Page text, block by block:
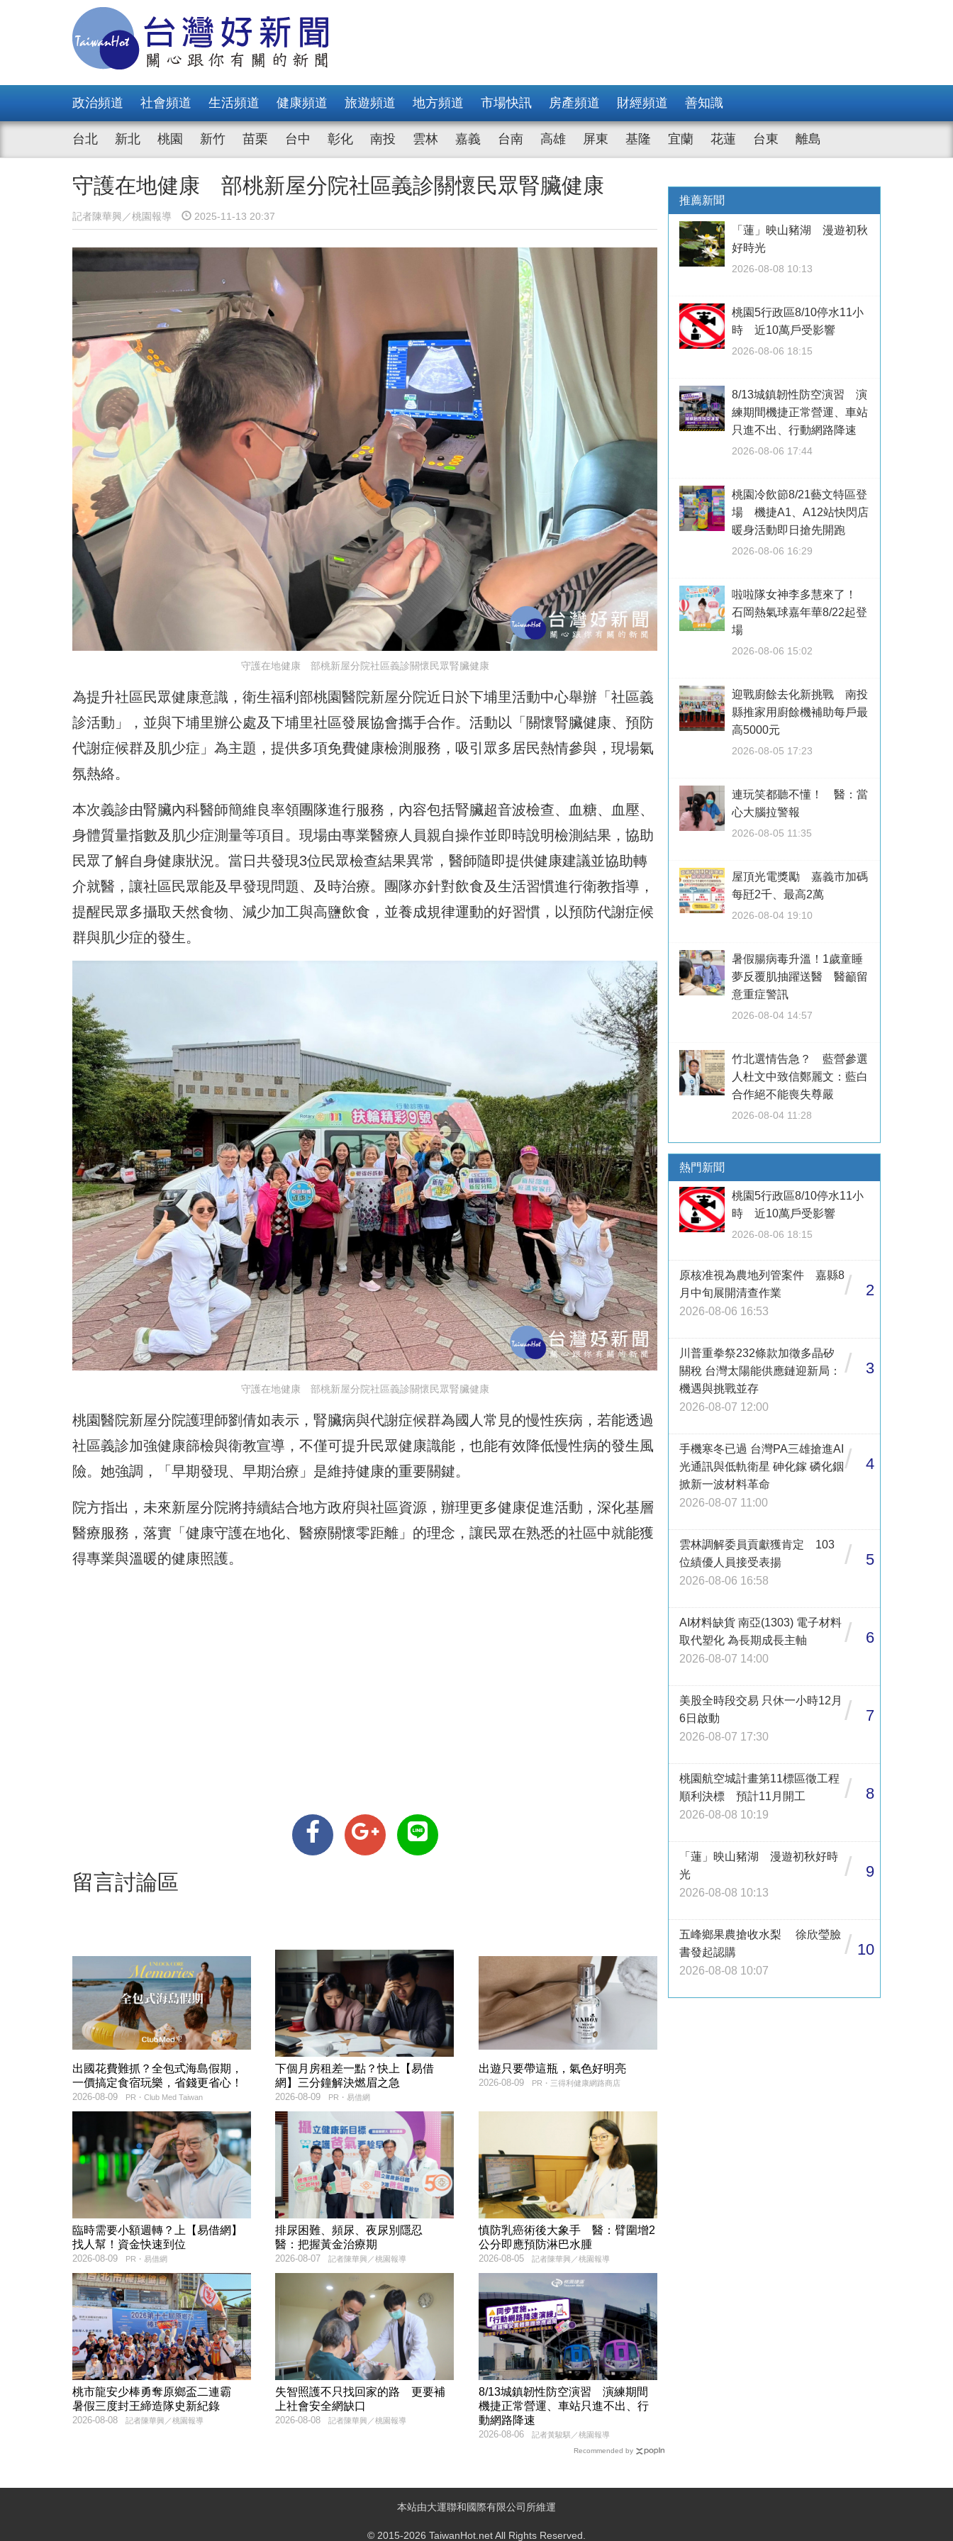
政治頻道 社會頻道 生活頻道 健康頻道 旅遊頻道 地方頻道 市場快訊 房產頻道 財經頻道 善知識
台北 新北 桃園 新竹 苗栗 台中 彰化 南投 雲林 嘉義 台南 高雄 屏東 基隆 宜蘭 花蓮 台東 離島
守護在地健康 部桃新屋分院社區義診關懷民眾腎臟健康
記者陳華興／桃園報導 2025-11-13 20:37
守護在地健康 部桃新屋分院社區義診關懷民眾腎臟健康
為提升社區民眾健康意識，衛生福利部桃園醫院新屋分院近日於下埔里活動中心舉辦「社區義
診活動」，並與下埔里辦公處及下埔里社區發展協會攜手合作。活動以「關懷腎臟健康、預防
代謝症候群及肌少症」為主題，提供多項免費健康檢測服務，吸引眾多居民熱情參與，現場氣
氛熱絡。
本次義診由腎臟內科醫師簡維良率領團隊進行服務，內容包括腎臟超音波檢查、血糖、血壓、
身體質量指數及肌少症測量等項目。現場由專業醫療人員親自操作並即時說明檢測結果，協助
民眾了解自身健康狀況。當日共發現3位民眾檢查結果異常，醫師隨即提供健康建議並協助轉
介就醫，讓社區民眾能及早發現問題、及時治療。團隊亦針對飲食及生活習慣進行衛教指導，
提醒民眾多攝取天然食物、減少加工與高鹽飲食，並養成規律運動的好習慣，以預防代謝症候
群與肌少症的發生。
守護在地健康 部桃新屋分院社區義診關懷民眾腎臟健康
桃園醫院新屋分院護理師劉倩如表示，腎臟病與代謝症候群為國人常見的慢性疾病，若能透過
社區義診加強健康篩檢與衛教宣導，不僅可提升民眾健康識能，也能有效降低慢性病的發生風
險。她強調，「早期發現、早期治療」是維持健康的重要關鍵。
院方指出，未來新屋分院將持續結合地方政府與社區資源，辦理更多健康促進活動，深化基層
醫療服務，落實「健康守護在地化、醫療關懷零距離」的理念，讓民眾在熟悉的社區中就能獲
得專業與溫暖的健康照護。
留言討論區
出國花費難抓？全包式海島假期，
一價搞定食宿玩樂，省錢更省心！
PR・Club Med Taiwan
2026-08-09
下個月房租差一點？快上【易借
網】三分鐘解決燃眉之急
PR・易借網
2026-08-09
出遊只要帶這瓶，氣色好明亮
PR・三得利健康網路商店
2026-08-09
臨時需要小額週轉？上【易借網】
找人幫！資金快速到位
PR・易借網
2026-08-09
排尿困難、頻尿、夜尿別隱忍
醫：把握黃金治療期
記者陳華興／桃園報導
2026-08-07
慎防乳癌術後大象手 醫：臂圍增2
公分即應預防淋巴水腫
記者陳華興／桃園報導
2026-08-05
桃市龍安少棒勇奪原鄉盃二連霸
暑假三度封王締造隊史新紀錄
記者陳華興／桃園報導
2026-08-08
失智照護不只找回家的路 更要補
上社會安全網缺口
記者陳華興／桃園報導
2026-08-08
8/13城鎮韌性防空演習 演練期間
機捷正常營運、車站只進不出、行
動網路降速
記者黃駿騏／桃園報導
2026-08-06
Recommended by
推薦新聞
「蓮」映山豬湖 漫遊初秋
好時光
2026-08-08 10:13
桃園5行政區8/10停水11小
時 近10萬戶受影響
2026-08-06 18:15
8/13城鎮韌性防空演習 演
練期間機捷正常營運、車站
只進不出、行動網路降速
2026-08-06 17:44
桃園冷飲節8/21藝文特區登
場 機捷A1、A12站快閃店
暖身活動即日搶先開跑
2026-08-06 16:29
啦啦隊女神李多慧來了！
石岡熱氣球嘉年華8/22起登
場
2026-08-06 15:02
迎戰廚餘去化新挑戰 南投
縣推家用廚餘機補助每戶最
高5000元
2026-08-05 17:23
連玩笑都聽不懂！ 醫：當
心大腦拉警報
2026-08-05 11:35
屋頂光電獎勵 嘉義市加碼
每瓩2千、最高2萬
2026-08-04 19:10
暑假腸病毒升溫！1歲童睡
夢反覆肌抽躍送醫 醫籲留
意重症警訊
2026-08-04 14:57
竹北選情告急？ 藍營參選
人杜文中致信鄭麗文：藍白
合作絕不能喪失尊嚴
2026-08-04 11:28
熱門新聞
桃園5行政區8/10停水11小
時 近10萬戶受影響
2026-08-06 18:15
原核准視為農地列管案件 嘉縣8
月中旬展開清查作業
2026-08-06 16:53
/ 2
川普重拳祭232條款加徵多晶矽
關稅 台灣太陽能供應鏈迎新局：
機遇與挑戰並存
2026-08-07 12:00
/ 3
手機寒冬已過 台灣PA三雄搶進AI
光通訊與低軌衛星 砷化鎵 磷化銦
掀新一波材料革命
2026-08-07 11:00
/ 4
雲林調解委員貢獻獲肯定 103
位績優人員接受表揚
2026-08-06 16:58
/ 5
AI材料缺貨 南亞(1303) 電子材料
取代塑化 為長期成長主軸
2026-08-07 14:00
/ 6
美股全時段交易 只休一小時12月
6日啟動
2026-08-07 17:30
/ 7
桃園航空城計畫第11標區徵工程
順利決標 預計11月開工
2026-08-08 10:19
/ 8
「蓮」映山豬湖 漫遊初秋好時
光
2026-08-08 10:13
/ 9
五峰鄉果農搶收水梨 徐欣瑩臉
書發起認購
2026-08-08 10:07
/ 10
本站由大運聯和國際有限公司所維運
© 2015-2026 TaiwanHot.net All Rights Reserved.